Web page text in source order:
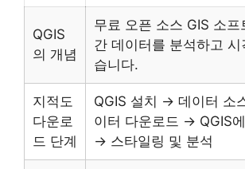
QGIS
의 개념
무료 오픈 소스 GIS 소프
간 데이터를 분석하고 시
습니다.
지적도
다운로
드 단계
QGIS 설치 → 데이터 소
이터 다운로드 → QGIS
→ 스타일링 및 분석